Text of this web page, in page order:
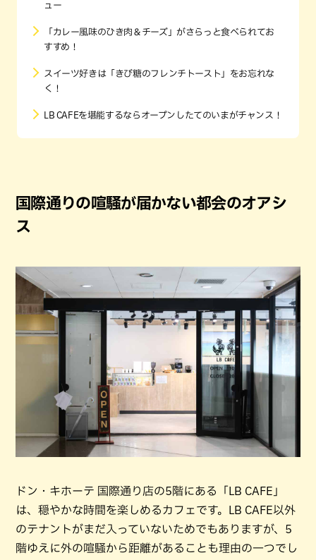
ュー
「カレー風味のひき肉＆チーズ」がさらっと食べられてお
すすめ！
スイーツ好きは「きび糖のフレンチトースト」をお忘れな
く！
LB CAFEを堪能するならオープンしたてのいまがチャンス！
国際通りの喧騒が届かない都会のオアシ
ス
ドン・キホーテ 国際通り店の5階にある「LB CAFE」
は、穏やかな時間を楽しめるカフェです。LB CAFE以外
のテナントがまだ入っていないためでもありますが、5
階ゆえに外の喧騒から距離があることも理由の一つでし